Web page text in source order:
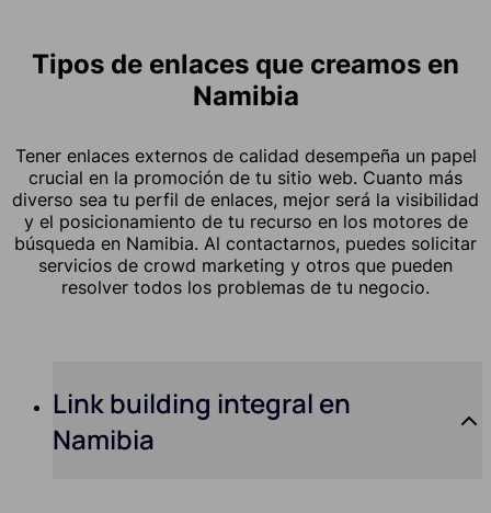
Tipos de enlaces que creamos en
Namibia
Tener enlaces externos de calidad desempeña un papel
crucial en la promoción de tu sitio web. Cuanto más
diverso sea tu perfil de enlaces, mejor será la visibilidad
y el posicionamiento de tu recurso en los motores de
búsqueda en Namibia. Al contactarnos, puedes solicitar
servicios de crowd marketing y otros que pueden
resolver todos los problemas de tu negocio.
Link building integral en
Namibia